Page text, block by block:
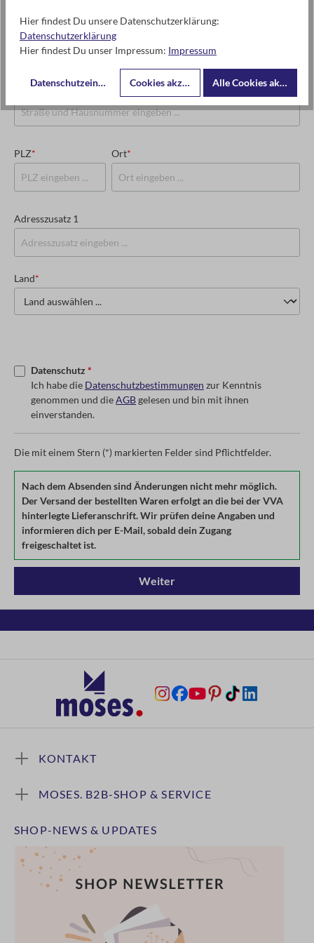
USt-IdNr. oder Steuernummer
Straße und Hausnummer
PLZ* Ort*
Adresszusatz 1
Land*
Datenschutz *
Ich habe die Datenschutzbestimmungen zur Kenntnis
genommen und dieAGBgelesen und bin mit ihnen
einverstanden.
Die mit einem Stern (*) markierten Felder sind Pflichtfelder.
Nach dem Absenden sind Änderungen nicht mehr möglich.
Der Versand der bestellten Waren erfolgt an die bei der VVA
hinterlegte Lieferanschrift. Wir prüfen deine Angaben und
informieren dich per E-Mail, sobald dein Zugang
freigeschaltet ist.
Weiter
MOSES. B2B-SHOP & SERVICE
SHOP-NEWS & UPDATES
KONTAKT
Hier findest Du unsere Datenschutzerklärung:
Datenschutzerklärung
Hier findest Du unser Impressum: Impressum
DatenschutzeinstellungenCookies akzeptierenAlle Cookies